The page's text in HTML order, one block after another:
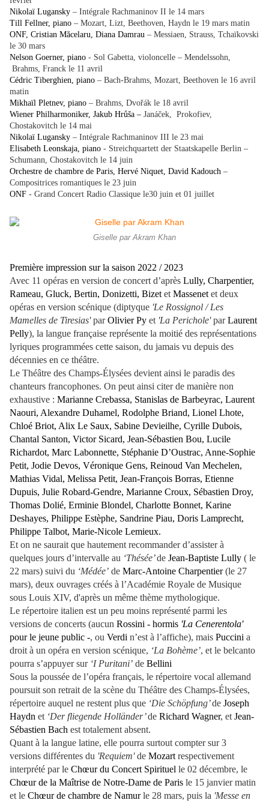
Nikolaï Lugansky – Intégrale Rachmaninov II le 14 mars
Till Fellner, piano – Mozart, Lizt, Beethoven, Haydn le 19 mars matin
ONF, Cristian Măcelaru, Diana Damrau – Messiaen, Strauss, Tchaïkovski
le 30 mars
Nelson Goerner, piano - Sol Gabetta, violoncelle – Mendelssohn,
Brahms, Franck le 11 avril
Cédric Tiberghien, piano – Bach-Brahms, Mozart, Beethoven le 16 avril
matin
Mikhaïl Pletnev, piano – Brahms, Dvořák le 18 avril
Wiener Philharmoniker, Jakub Hrůša – Janáček, Prokofiev,
Chostakovitch le 14 mai
Nikolaï Lugansky – Intégrale Rachmaninov III le 23 mai
Elisabeth Leonskaja, piano - Streichquartett der Staatskapelle Berlin –
Schumann, Chostakovitch le 14 juin
Orchestre de chambre de Paris, Hervé Niquet, David Kadouch –
Compositrices romantiques le 23 juin
ONF - Grand Concert Radio Classique le30 juin et 01 juillet
Giselle par Akram Khan
Première impression sur la saison 2022 / 2023
Avec 11 opéras en version de concert d’après Lully, Charpentier,
Rameau, Gluck, Bertin, Donizetti, Bizet et Massenet et deux
opéras en version scénique (diptyque 'Le Rossignol / Les
Mamelles de Tiresias'parOlivier Py et 'La Perichole'parLaurent
Pelly), la langue française représente la moitié des représentations
lyriques programmées cette saison, du jamais vu depuis des
décennies en ce théâtre.
Le Théâtre des Champs-Élysées devient ainsi le paradis des
chanteurs francophones. On peut ainsi citer de manière non
exhaustive : Marianne Crebassa, Stanislas de Barbeyrac, Laurent
Naouri, Alexandre Duhamel, Rodolphe Briand, Lionel Lhote,
Chloé Briot, Alix Le Saux, Sabine Devieilhe, Cyrille Dubois,
Chantal Santon, Victor Sicard, Jean-Sébastien Bou, Lucile
Richardot, Marc Labonnette, Stéphanie D’Oustrac, Anne-Sophie
Petit, Jodie Devos, Véronique Gens, Reinoud Van Mechelen,
Mathias Vidal, Melissa Petit, Jean-François Borras, Etienne
Dupuis, Julie Robard-Gendre, Marianne Croux, Sébastien Droy,
Thomas Dolié, Erminie Blondel, Charlotte Bonnet, Karine
Deshayes, Philippe Estèphe, Sandrine Piau, Doris Lamprecht,
Philippe Talbot, Marie-Nicole Lemieux.
Et on ne saurait que hautement recommander d’assister à
quelques jours d’intervalle au ‘Thésée’de Jean-Baptiste Lully ( le
22 mars) suivi du ‘Médée’ de Marc-Antoine Charpentier(le 27
mars), deux ouvrages créés à l’Académie Royale de Musique
sous Louis XIV, d'après un même thème mythologique.
Le répertoire italien est un peu moins représenté parmi les
versions de concerts (aucun Rossini - hormis 'La Cenerentola'
pour le jeune public -, ou Verdi n’est à l’affiche), mais Puccini a
droit à un opéra en version scénique, ‘La Bohème’, et le belcanto
pourra s’appuyer sur ‘I Puritani’ de Bellini
Sous la poussée de l’opéra français, le répertoire vocal allemand
poursuit son retrait de la scène du Théâtre des Champs-Élysées,
répertoire auquel ne restent plus que ‘Die Schöpfung’de Joseph
Haydn et ‘Der fliegende Holländer’de Richard Wagner, et Jean-
Sébastien Bach est totalement absent.
Quant à la langue latine, elle pourra surtout compter sur 3
versions différentes du 'Requiem'de Mozart respectivement
interprété par le Chœur du Concert Spirituel le 02 décembre, le
Chœur de la Maîtrise de Notre-Dame de Paris le 15 janvier matin
et le Chœur de chambre de Namurle 28 mars, puis la 'Messe en